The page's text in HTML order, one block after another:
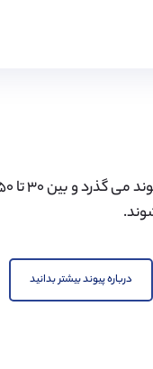
درباره پیوند بیشتر بدانید